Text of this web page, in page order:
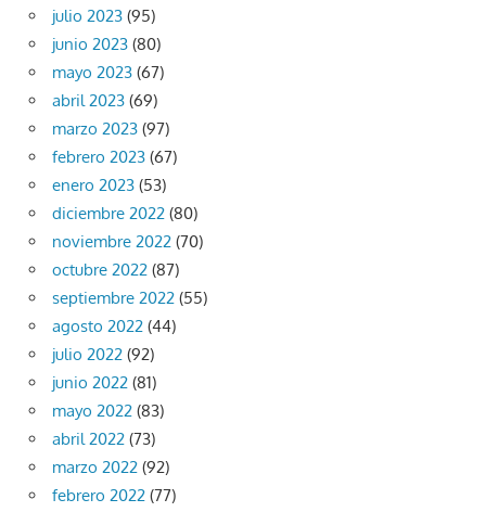
julio 2023 (95)
junio 2023 (80)
mayo 2023 (67)
abril 2023 (69)
marzo 2023 (97)
febrero 2023 (67)
enero 2023 (53)
diciembre 2022 (80)
noviembre 2022 (70)
octubre 2022 (87)
septiembre 2022 (55)
agosto 2022 (44)
julio 2022 (92)
junio 2022 (81)
mayo 2022 (83)
abril 2022 (73)
marzo 2022 (92)
febrero 2022 (77)